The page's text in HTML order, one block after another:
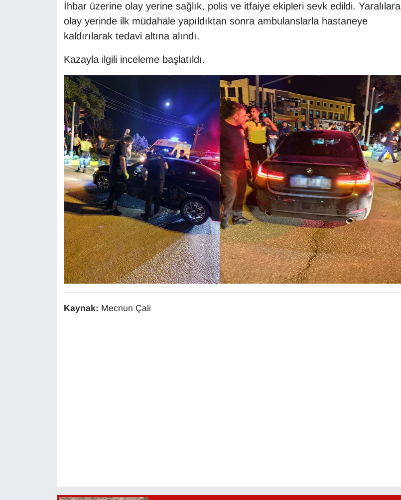
İhbar üzerine olay yerine sağlık, polis ve itfaiye ekipleri sevk edildi. Yaralılara
olay yerinde ilk müdahale yapıldıktan sonra ambulanslarla hastaneye
kaldırılarak tedavi altına alındı.
Kazayla ilgili inceleme başlatıldı.
Kaynak: Mecnun Çali
Kamu Alımları
Kim Kimdir?
Kültür & Sanat
MAGAZİN
ONE EKONOMİ
POLİTİKA
Resmi İlanlar
RÖPORTAJ
VAN'DA SPOR